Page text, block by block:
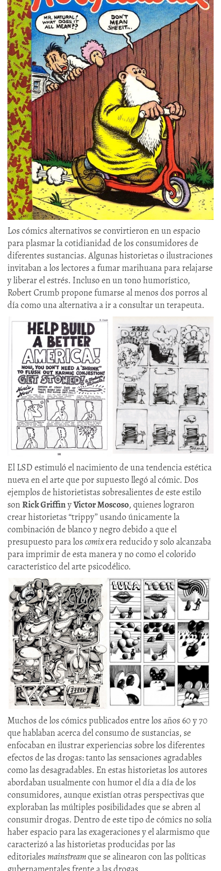
Los cómics alternativos se convirtieron en un espacio
para plasmar la cotidianidad de los consumidores de
diferentes sustancias. Algunas historietas o ilustraciones
invitaban a los lectores a fumar marihuana para relajarse
y liberar el estrés. Incluso en un tono humorístico,
Robert Crumb propone fumarse al menos dos porros al
día como una alternativa a ir a consultar un terapeuta.
El LSD estimuló el nacimiento de una tendencia estética
nueva en el arte que por supuesto llegó al cómic. Dos
ejemplos de historietistas sobresalientes de este estilo
sonRick GriffinyVictor Moscoso, quienes lograron
crear historietas ‘‘trippy’’ usando únicamente la
combinación de blanco y negro debido a que el
presupuesto para loscomixera reducido y solo alcanzaba
para imprimir de esta manera y no como el colorido
característico del arte psicodélico.
Muchos de los cómics publicados entre los años 60 y 70
que hablaban acerca del consumo de sustancias, se
enfocaban en ilustrar experiencias sobre los diferentes
efectos de las drogas: tanto las sensaciones agradables
como las desagradables. En estas historietas los autores
abordaban usualmente con humor el día a día de los
consumidores, aunque existían otras perspectivas que
exploraban las múltiples posibilidades que se abren al
consumir drogas. Dentro de este tipo de cómics no solía
haber espacio para las exageraciones y el alarmismo que
caracterizó a las historietas producidas por las
editorialesmainstreamque se alinearon con las políticas